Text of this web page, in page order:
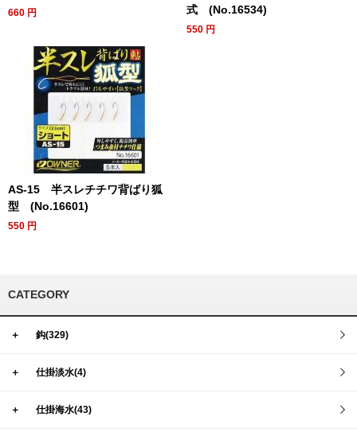
660 円
式 (No.16534)
550 円
AS-15 半スレチチワ背ばり狐
型 (No.16601)
550 円
CATEGORY
＋ 鈎(329)
＋ 仕掛淡水(4)
＋ 仕掛海水(43)